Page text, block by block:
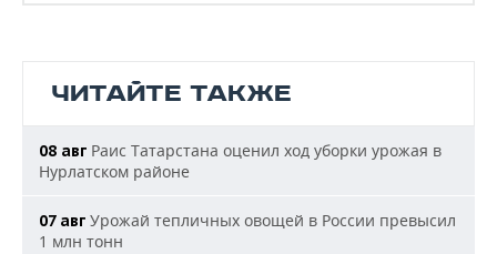
ЧИТАЙТЕ ТАКЖЕ
08 авг Раис Татарстана оценил ход уборки урожая в
Нурлатском районе
07 авг Урожай тепличных овощей в России превысил
1 млн тонн